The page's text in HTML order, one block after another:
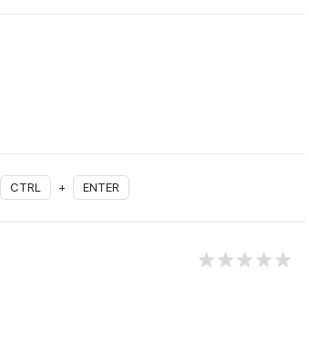
CTRL + ENTER